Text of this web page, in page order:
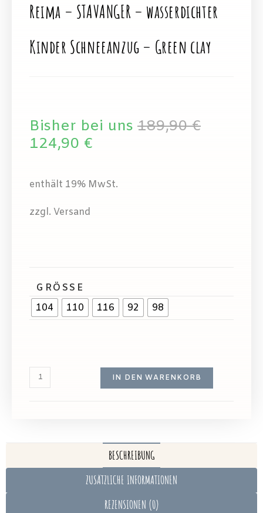
Reima – STAVANGER – wasserdichter
Kinder Schneeanzug – Green clay
Bisher bei uns 189,90€
124,90 €
enthält 19% MwSt.
zzgl. Versand
GRÖSSE
104
110 116 92 98
IN DEN WARENKORB
BESCHREIBUNG
ZUSÄTZLICHE INFORMATIONEN
REZENSIONEN (0)